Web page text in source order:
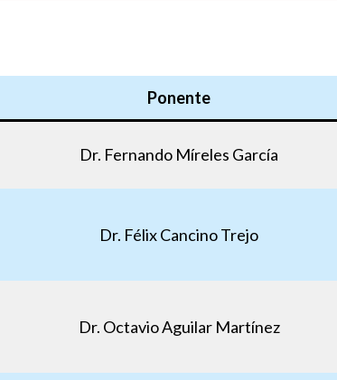
Ponente
Dr. Fernando Míreles García
Dr. Félix Cancino Trejo
Dr. Octavio Aguilar Martínez